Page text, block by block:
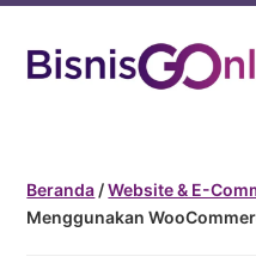
main
footer
Additional
menu
Makin
Official
Beranda /Website & E-
Menggunakan